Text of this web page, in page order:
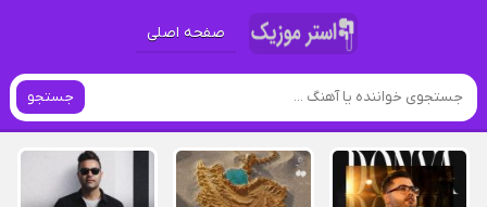
صفحه اصلی
جستجو